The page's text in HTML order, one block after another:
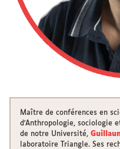
Maître de conférences en
d'Anthropologie, sociologie
de notre Université,
laboratoire Triangle. Ses